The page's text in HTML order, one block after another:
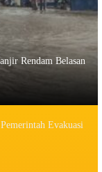
Rendam Belasan
Evakuasi